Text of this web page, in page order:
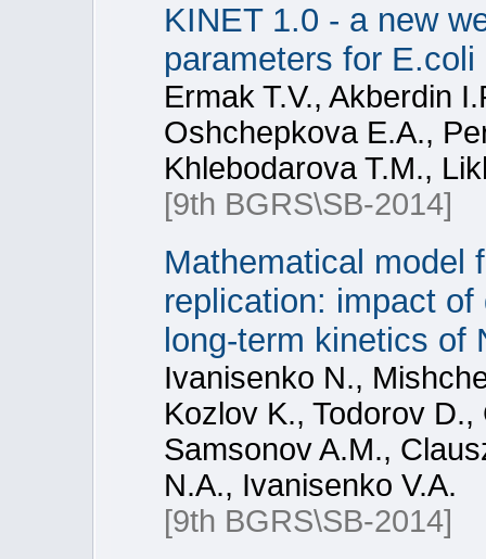
KINET 1.0 - a new
parameters for
Ermak T.V., Akberdin
Oshchepkova E.A.,
Khlebodarova T.M.,
[9th BGRS\SB-2014]
Mathematical model
replication: impact
long-term kinetics of
Ivanisenko N.,
Kozlov K., Todorov
Samsonov A.M.,
N.A., Ivanisenko V.A.
[9th BGRS\SB-2014]